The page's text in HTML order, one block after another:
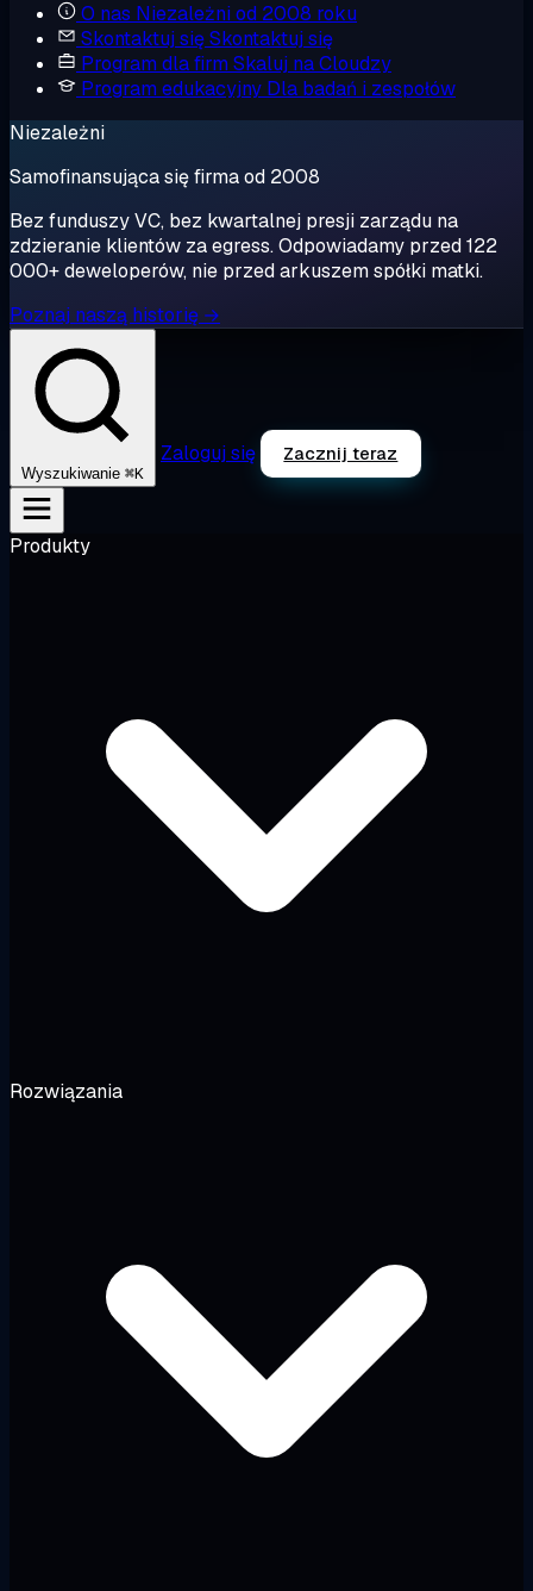
O nas Niezależni od 2008 roku
Skontaktuj sięSkontaktuj się
Program dla firm Skaluj na Cloudzy
Program edukacyjny Dla badań i zespołów
Niezależni
Samofinansująca się firma od 2008
Bez funduszy VC, bez kwartalnej presji zarządu na
zdzieranie klientów za egress. Odpowiadamy przed 122
000+ deweloperów, nie przed arkuszem spółki matki.
Poznaj naszą historię →
Wyszukiwanie ⌘K
Zaloguj się Zacznij teraz
Produkty
Rozwiązania